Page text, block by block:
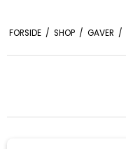
FORSIDE / SHOP / GAVER /